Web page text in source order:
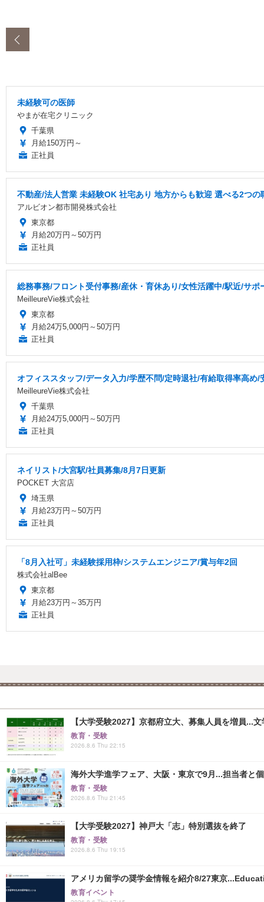
未経験可の医師
やまが在宅クリニック
千葉県
月給150万円～
正社員
不動産/法人営業 未経験OK 社宅あり 地方からも歓迎 選べる2つの
アルビオン都市開発株式会社
東京都
月給20万円～50万円
正社員
総務事務/フロント受付事務/産休・育休あり/女性活躍中/駅近/サポ
MeilleureVie株式会社
東京都
月給24万5,000円～50万円
正社員
オフィススタッフ/データ入力/学歴不問/定時退社/有給取得率高め/
MeilleureVie株式会社
千葉県
月給24万5,000円～50万円
正社員
ネイリスト/大宮駅/社員募集/8月7日更新
POCKET 大宮店
埼玉県
月給23万円～50万円
正社員
「8月入社可」未経験採用枠/システムエンジニア/賞与年2回
株式会社alBee
東京都
月給23万円～35万円
正社員
【大学受験2027】京都府立大、募集人員を増員...
教育・受験
2026.8.6 Thu 22:15
海外大学進学フェア、大阪・東京で9月...担当者と
教育・受験
2026.8.6 Thu 21:45
【大学受験2027】神戸大「志」特別選抜を終了
教育・受験
2026.8.6 Thu 19:15
アメリカ留学の奨学金情報を紹介8/27東京
教育イベント